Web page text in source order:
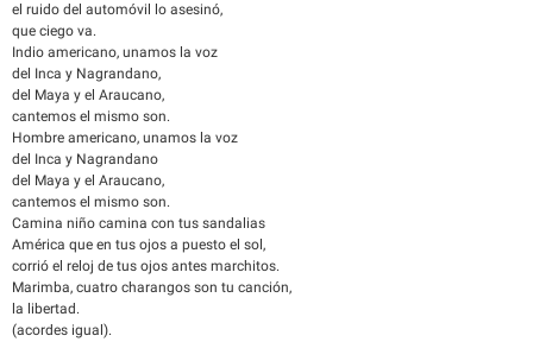
el ruido del automóvil lo asesinó,
que ciego va.
Indio americano, unamos la voz
del Inca y Nagrandano,
del Maya y el Araucano,
cantemos el mismo son.
Hombre americano, unamos la voz
del Inca y Nagrandano
del Maya y el Araucano,
cantemos el mismo son.
Camina niño camina con tus sandalias
América que en tus ojos a puesto el sol,
corrió el reloj de tus ojos antes marchitos.
Marimba, cuatro charangos son tu canción,
la libertad.
(acordes igual).